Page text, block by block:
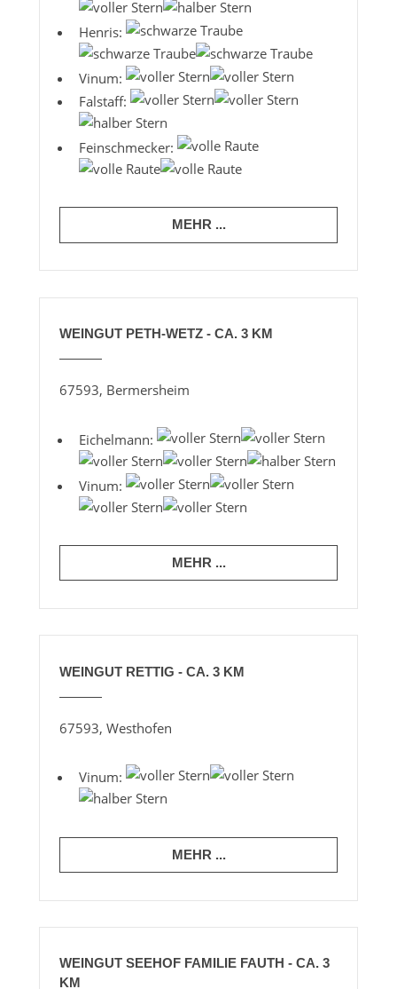
Henris:
Vinum:
Falstaff:
Feinschmecker:
MEHR ...
WEINGUT PETH-WETZ - CA. 3 KM
67593, Bermersheim
Eichelmann:
Vinum:
MEHR ...
WEINGUT RETTIG - CA. 3 KM
67593, Westhofen
Vinum:
MEHR ...
WEINGUT SEEHOF FAMILIE FAUTH - CA. 3
KM